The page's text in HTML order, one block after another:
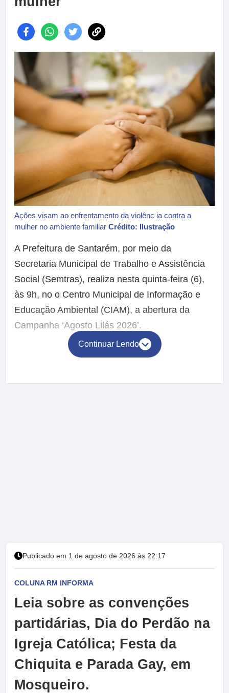
Ações visam ao enfrentamento da violênc ia contra a
mulher no ambiente familiar Crédito: Ilustração
A Prefeitura de Santarém, por meio da
Secretaria Municipal de Trabalho e Assistência
Social (Semtras), realiza nesta quinta-feira (6),
às 9h, no o Centro Municipal de Informação e
Educação Ambiental (CIAM), a abertura da
Campanha ‘Agosto Lilás 2026’.
Continuar Lendo
Publicado em 1 de agosto de 2026 às 22:17
COLUNA RM INFORMA
Leia sobre as convenções
partidárias, Dia do Perdão na
Igreja Católica; Festa da
Chiquita e Parada Gay, em
Mosqueiro.